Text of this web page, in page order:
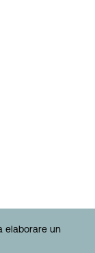
elaborare un